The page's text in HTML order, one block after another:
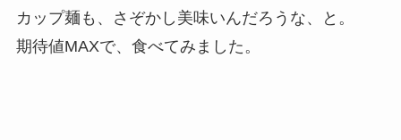
カップ麺も、さぞかし美味いんだろうな、と。
期待値MAXで、食べてみました。